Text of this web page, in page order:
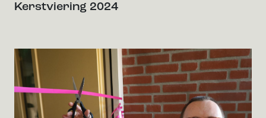
Kerstviering 2024